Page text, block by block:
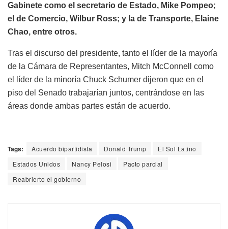
Gabinete como el secretario de Estado, Mike Pompeo;
el de Comercio, Wilbur Ross; y la de Transporte, Elaine
Chao, entre otros.
Tras el discurso del presidente, tanto el líder de la mayoría
de la Cámara de Representantes, Mitch McConnell como
el líder de la minoría Chuck Schumer dijeron que en el
piso del Senado trabajarían juntos, centrándose en las
áreas donde ambas partes están de acuerdo.
Tags: Acuerdo bipartidista Donald Trump
El Sol Latino
Estados Unidos
Nancy Pelosi
Pacto parcial
Reabrierto el gobierno